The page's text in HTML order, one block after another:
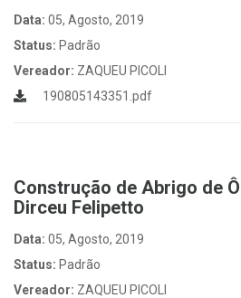
Data: 05, Agosto, 2019
Status: Padrão
Vereador: ZAQUEU PICOLI
190805143351.pdf
Construção de Abrigo de
Dirceu Felipetto
Data: 05, Agosto, 2019
Status: Padrão
Vereador: ZAQUEU PICOLI